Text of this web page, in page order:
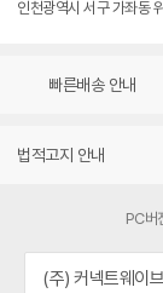
인천광역시 서구 가좌동
빠른배송 안내
법적고지 안내
PC버
(주) 커넥트웨이브